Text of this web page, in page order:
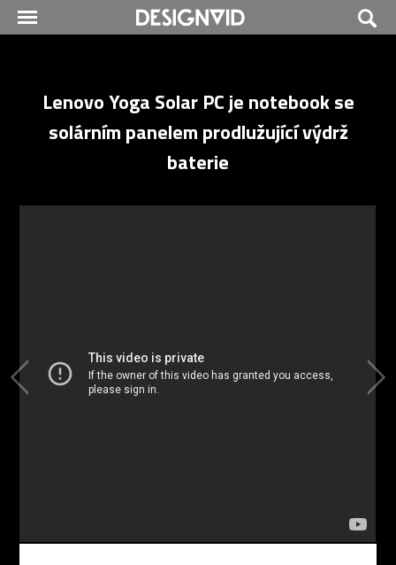
Lenovo Yoga Solar PC je notebook se
solárním panelem prodlužující výdrž
baterie